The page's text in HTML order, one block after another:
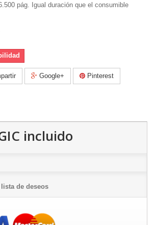
pág. Igual duración que el consumible
Google+ Pinterest
incluido
de deseos